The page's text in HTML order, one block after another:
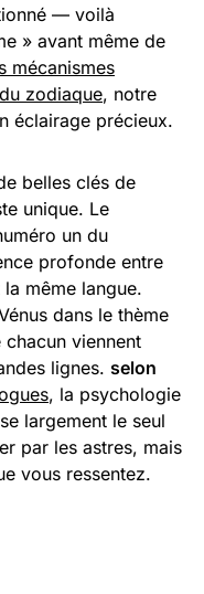
— voilà
» avant même de
mécanismes
zodiaque, notre
éclairage précieux.
belles clés de
unique. Le
un du
profonde entre
même langue.
dans le thème
chacun viennent
lignes. selon
, la psychologie
largement le seul
par les astres, mais
vous ressentez.